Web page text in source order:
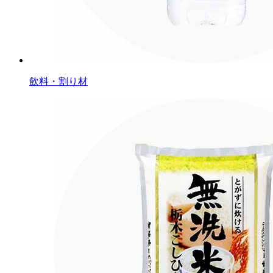
飲料・割り材